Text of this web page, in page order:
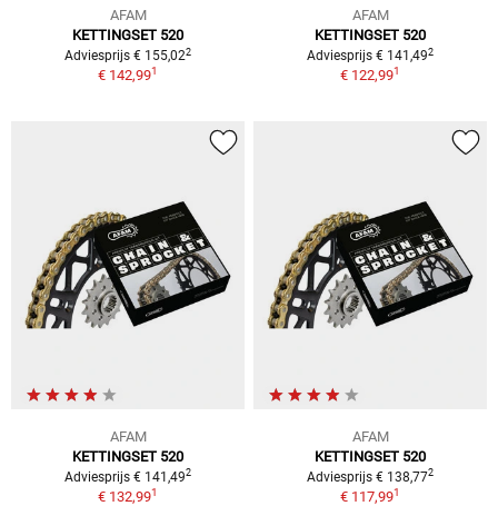
AFAM
KETTINGSET 520
Adviesprijs € 155,022
€ 142,991
AFAM
KETTINGSET 520
Adviesprijs € 141,492
€ 122,991
AFAM
KETTINGSET 520
Adviesprijs € 141,492
€ 132,991
AFAM
KETTINGSET 520
Adviesprijs € 138,772
€ 117,991